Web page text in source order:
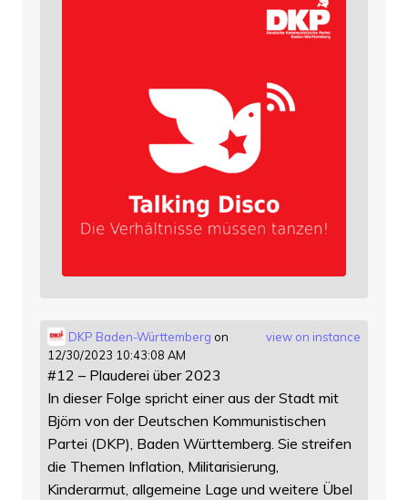
view on instance
DKP Baden-Württemberg on
12/30/2023 10:43:08 AM
#12 – Plauderei über 2023
In dieser Folge spricht einer aus der Stadt mit
Björn von der Deutschen Kommunistischen
Partei (DKP), Baden Württemberg. Sie streifen
die Themen Inflation, Militarisierung,
Kinderarmut, allgemeine Lage und weitere Übel